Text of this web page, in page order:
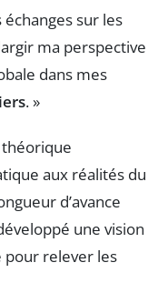
sur les
ma perspective
dans mes
. »
théorique
aux réalités du
d’avance
une vision
pour relever les